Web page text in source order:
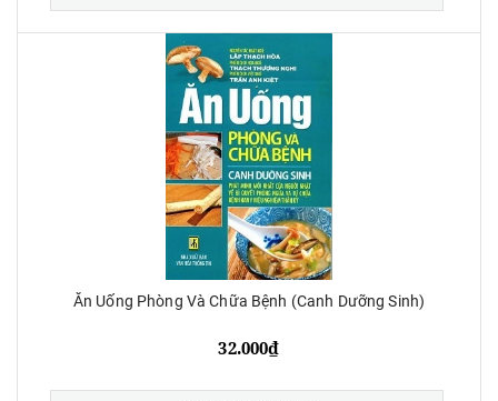
Ăn Uống Phòng Và Chữa Bệnh (Canh Dưỡng Sinh)
32.000₫